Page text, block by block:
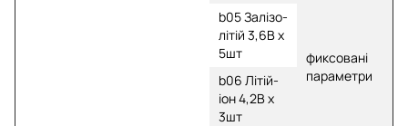
фиксовані
параметри
b05Залізо-
літій 3,6В х
5шт
b06 Літій-
іон 4,2В х
3шт